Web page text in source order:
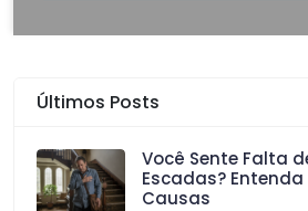
Últimos Posts
Você Sente Falta
Escadas?
Causas